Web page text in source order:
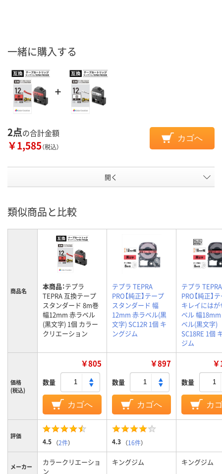
一緒に購入する
2点の合計金額
￥1,585（税込）
カゴへ
開く
類似商品と比較
商品名 本商品：テプラ
TEPRA 互換テープ
スタンダード 8m巻
幅12mm 赤ラベル
(黒文字) 1個 カラー
クリエーション
テプラ TEPRA
PRO【純正】テープ
スタンダード 幅
12mm 赤ラベル(黒
文字) SC12R 1個 キ
ングジム
テプラ TEPRA
PRO【純正】
キレイには
ベル 幅
ベル(黒文字)
SC18RE 1個
ジム
価格
(税込)
￥805
数量
カゴへ
￥897
数量
カゴへ
数量
カ
評価
4.5 （2件） 4.3 （16件）
メーカー
カラークリエーショ
ン
キングジム キングジム